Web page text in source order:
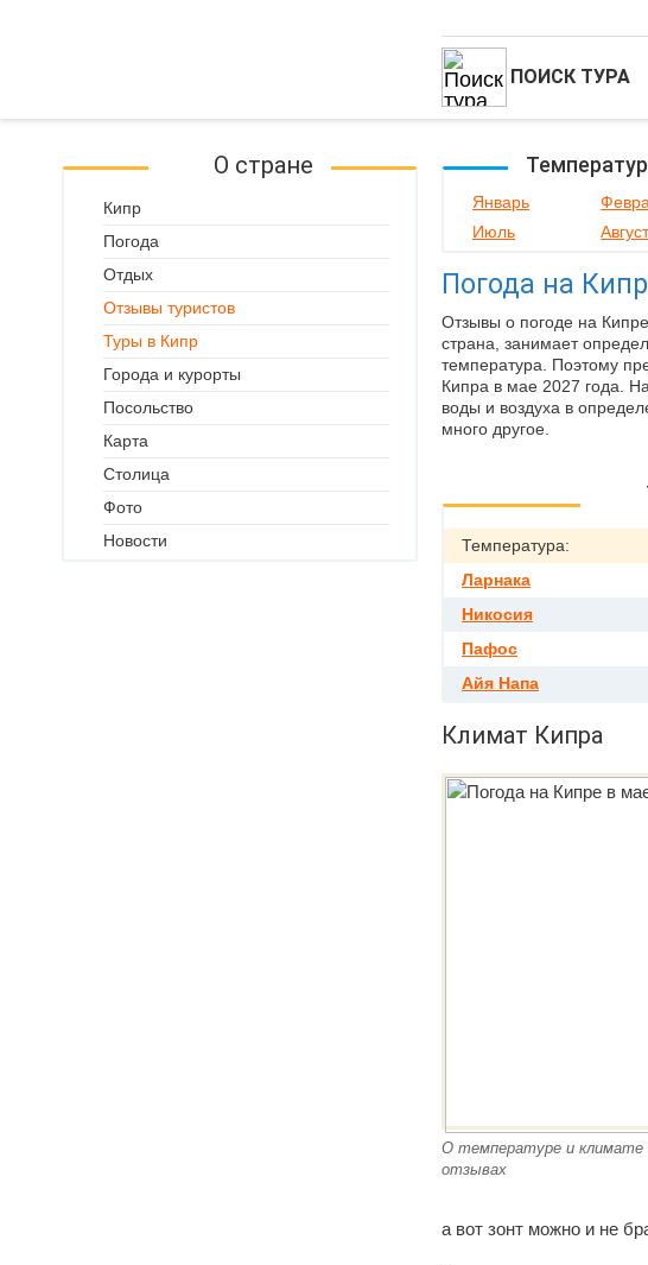
ПОИСК ТУРА
Январь
Июль
Погода на
Отзывы о погоде на
страна, занимает
температура. Поэтому
Кипра в мае 2027 года.
воды и воздуха в
много другое.
Температура:
Ларнака
Никосия
Пафос
Айя Напа
Климат Кипра
О температуре и
отзывах
а вот зонт можно и не
О стране
Кипр
Погода
Отдых
Отзывы туристов
Туры в Кипр
Города и курорты
Посольство
Карта
Столица
Фото
Новости